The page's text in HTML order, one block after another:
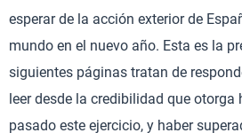
esperar de la acción exterior de
mundo en el nuevo año. Esta es la
siguientes páginas tratan de
leer desde la credibilidad que otorga
pasado este ejercicio, y haber